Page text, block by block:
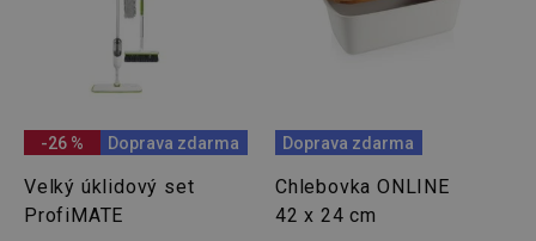
-26 % Doprava zdarma
Velký úklidový set
ProfiMATE
Doprava zdarma
Chlebovka ONLINE
42 x 24 cm